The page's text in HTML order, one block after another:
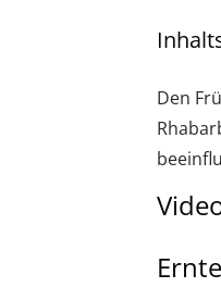
Den